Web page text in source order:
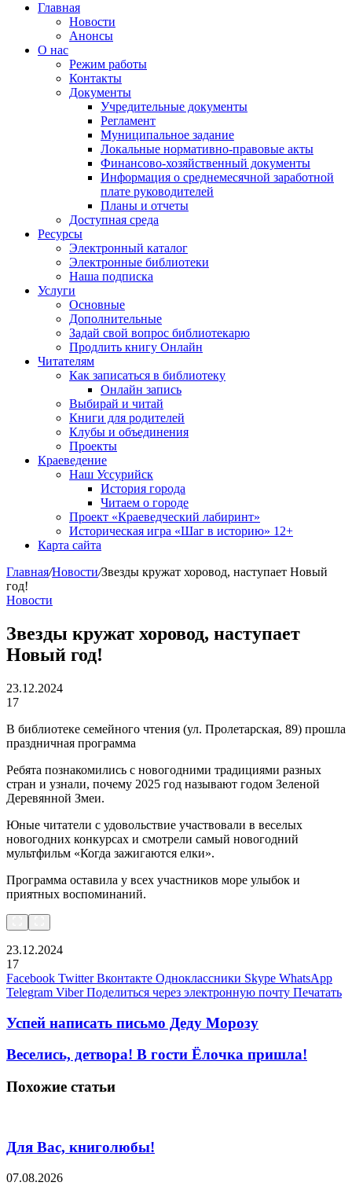
Главная
Новости
Анонсы
О нас
Режим работы
Контакты
Документы
Учредительные документы
Регламент
Муниципальное задание
Локальные нормативно-правовые акты
Финансово-хозяйственный документы
Информация о среднемесячной заработной
плате руководителей
Планы и отчеты
Доступная среда
Ресурсы
Электронный каталог
Электронные библиотеки
Наша подписка
Услуги
Основные
Дополнительные
Задай свой вопрос библиотекарю
Продлить книгу Онлайн
Читателям
Как записаться в библиотеку
Онлайн запись
Выбирай и читай
Книги для родителей
Клубы и объединения
Проекты
Краеведение
Наш Уссурийск
История города
Читаем о городе
Проект «Краеведческий лабиринт»
Историческая игра «Шаг в историю» 12+
Карта сайта
Главная/Новости/Звезды кружат хоровод, наступает Новый
год!
Новости
Звезды кружат хоровод, наступает
Новый год!
23.12.2024
17
В библиотеке семейного чтения (ул. Пролетарская, 89) прошла
праздничная программа
Ребята познакомились с новогодними традициями разных
стран и узнали, почему 2025 год называют годом Зеленой
Деревянной Змеи.
Юные читатели с удовольствие участвовали в веселых
новогодних конкурсах и смотрели самый новогодний
мультфильм «Когда зажигаются елки».
Программа оставила у всех участников море улыбок и
приятных воспоминаний.
23.12.2024
17
Facebook Twitter Вконтакте Одноклассники Skype WhatsApp
Telegram Viber Поделиться через электронную почту Печатать
Успей написать письмо Деду Морозу
Веселись, детвора! В гости Ёлочка пришла!
Похожие статьи
Для Вас, книголюбы!
07.08.2026